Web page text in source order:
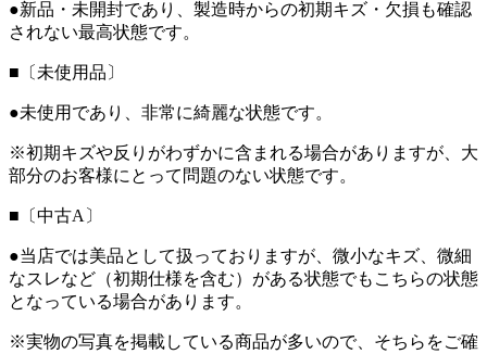
●新品・未開封であり、製造時からの初期キズ・欠損も確認
されない最高状態です。
■〔未使用品〕
●未使用であり、非常に綺麗な状態です。
※初期キズや反りがわずかに含まれる場合がありますが、大
部分のお客様にとって問題のない状態です。
■〔中古A〕
●当店では美品として扱っておりますが、微小なキズ、微細
なスレなど（初期仕様を含む）がある状態でもこちらの状態
となっている場合があります。
※実物の写真を掲載している商品が多いので、そちらをご確